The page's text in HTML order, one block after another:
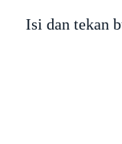
Isi dan tekan